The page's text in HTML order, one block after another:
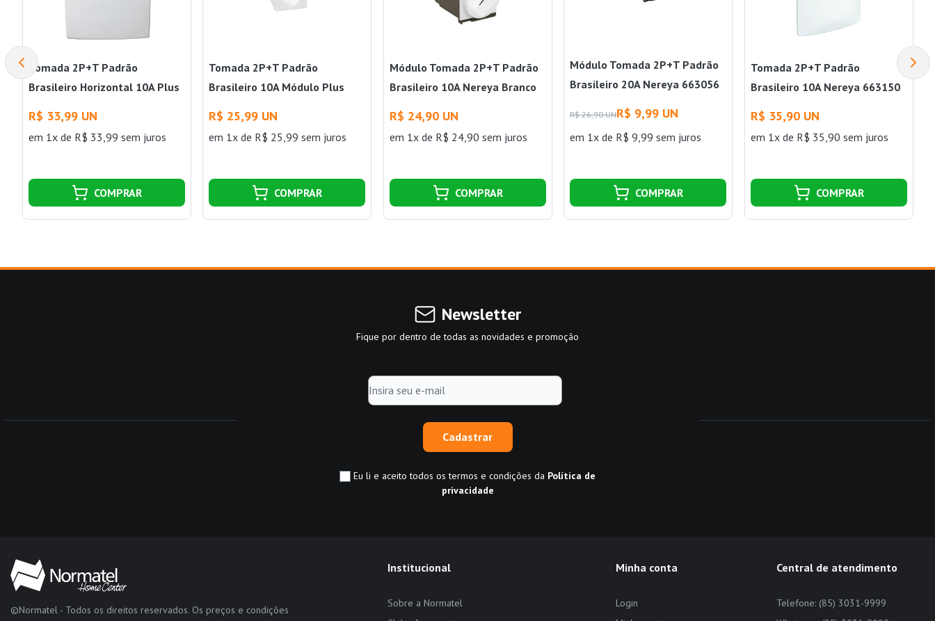
Tomada 2P+T Padrão
Brasileiro Horizontal 10A Plus
R$ 33,99 UN
em 1x de R$ 33,99 sem juros
COMPRAR
Tomada 2P+T Padrão
Brasileiro 10A Módulo Plus
R$ 25,99 UN
em 1x de R$ 25,99 sem juros
COMPRAR
Módulo Tomada 2P+T Padrão
Brasileiro 10A Nereya Branco
R$ 24,90 UN
em 1x de R$ 24,90 sem juros
COMPRAR
Módulo Tomada 2P+T Padrão
Brasileiro 20A Nereya 663056
R$ 26,90 UNR$ 9,99 UN
em 1x de R$ 9,99 sem juros
COMPRAR
Tomada 2P+T Padrão
Brasileiro 10A Nereya 663150
R$ 35,90 UN
em 1x de R$ 35,90 sem juros
COMPRAR
Newsletter
Fique por dentro de todas as novidades e promoção
Cadastrar
Eu li e aceito todos os termos e condições da Política de
privacidade
©Normatel - Todos os direitos reservados. Os preços e condições
Institucional
Sobre a Normatel
Minha conta
Login
Central de atendimento
Telefone: (85) 3031-9999